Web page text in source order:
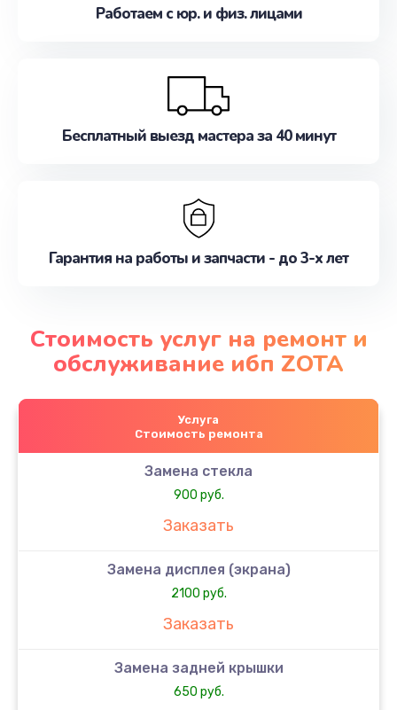
Работаем с юр. и физ. лицами
Бесплатный выезд мастера за 40 минут
Гарантия на работы и запчасти - до 3-х лет
Стоимость услуг на ремонт и
обслуживание ибп ZOTA
Услуга
Стоимость ремонта
Замена стекла
900 руб.
Заказать
Замена дисплея (экрана)
2100 руб.
Заказать
Замена задней крышки
650 руб.